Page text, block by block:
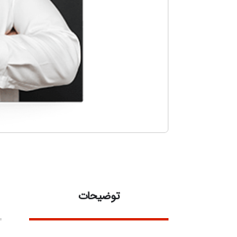
توضیحات